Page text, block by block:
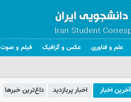
علم و فناوری عکس و گرافیک فیلم و صوت
آخرین اخبار اخبار پربازدید داغ‌ترین خبرها